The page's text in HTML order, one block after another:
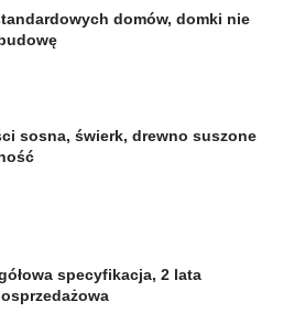
domów, domki nie
sosna, świerk, drewno suszone
specyfikacja, 2 lata